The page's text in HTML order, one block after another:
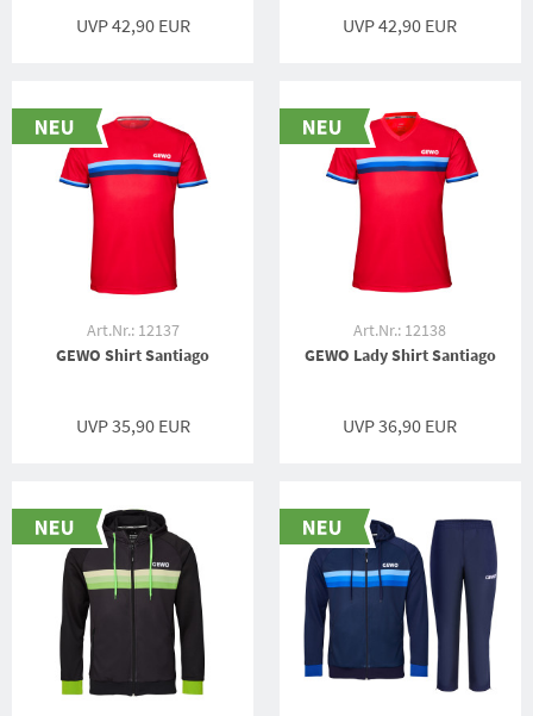
UVP 42,90 EUR UVP 42,90 EUR
Art.Nr.: 12137
GEWO Shirt Santiago
UVP 35,90 EUR
Art.Nr.: 12138
GEWO Lady Shirt Santiago
UVP 36,90 EUR